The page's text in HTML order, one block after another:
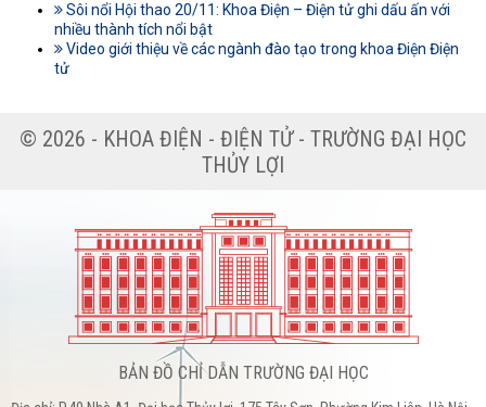
Sôi nổi Hội thao 20/11: Khoa Điện – Điện tử ghi dấu ấn với
nhiều thành tích nổi bật
Video giới thiệu về các ngành đào tạo trong khoa Điện Điện
tử
© 2026 - KHOA ĐIỆN - ĐIỆN TỬ - TRƯỜNG ĐẠI HỌC
THỦY LỢI
BẢN ĐỒ CHỈ DẪN TRƯỜNG ĐẠI HỌC